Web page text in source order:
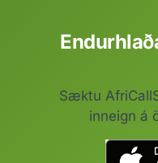
Sæktu
inneign á